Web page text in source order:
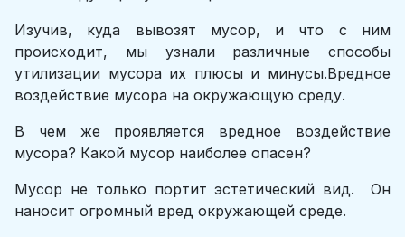
Изучив, куда вывозят мусор, и что с ним
происходит, мы узнали различные способы
утилизации мусора их плюсы и минусы.Вредное
воздействие мусора на окружающую среду.
В чем же проявляется вредное воздействие
мусора? Какой мусор наиболее опасен?
Мусор не только портит эстетический вид. Он
наносит огромный вред окружающей среде.